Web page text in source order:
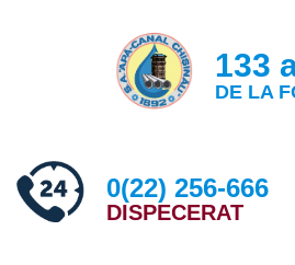
133
DE LA
0(22) 256-666
DISPECERAT